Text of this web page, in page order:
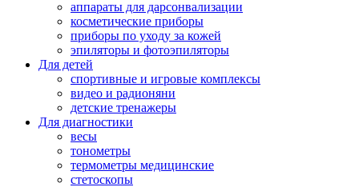
аппараты для дарсонвализации
косметические приборы
приборы по уходу за кожей
эпиляторы и фотоэпиляторы
Для детей
спортивные и игровые комплексы
видео и радионяни
детские тренажеры
Для диагностики
весы
тонометры
термометры медицинские
стетоскопы